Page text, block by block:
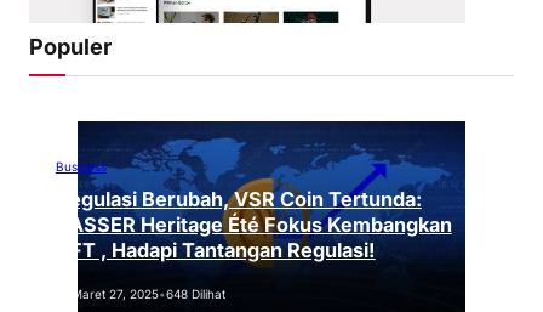
Populer
Business
Regulasi Berubah, VSR Coin Tertunda:
VASSER Heritage Été Fokus Kembangkan
NFT , Hadapi Tantangan Regulasi!
Maret 27, 2025•648 Dilihat